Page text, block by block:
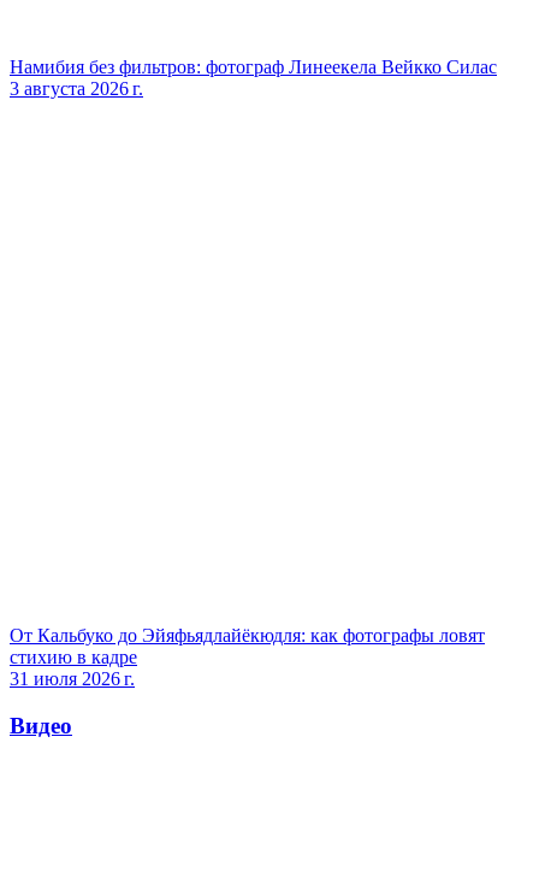
Намибия без фильтров: фотограф Линеекела Вейкко Силас
3 августа 2026 г.
От Кальбуко до Эйяфьядлайёкюдля: как фотографы ловят
стихию в кадре
31 июля 2026 г.
Видео